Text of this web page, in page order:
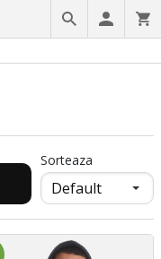
Sorteaza